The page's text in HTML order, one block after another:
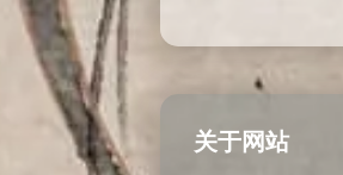
关于网站